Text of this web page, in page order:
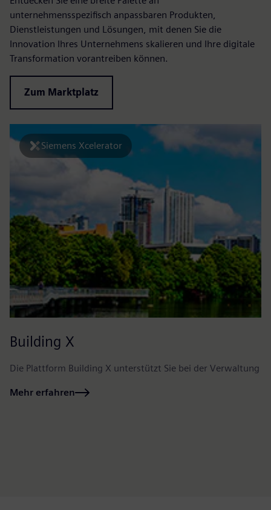
unternehmensspezifisch anpassbaren Produkten,
Dienstleistungen und Lösungen, mit denen Sie die
Innovation Ihres Unternehmens skalieren und Ihre digitale
Transformation vorantreiben können.
Zum Marktplatz
Siemens Xcelerator
Building X
Die Plattform Building X unterstützt Sie bei der Verwaltung
Mehr erfahren